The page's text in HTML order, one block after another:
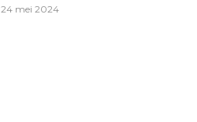
24 mei 2024